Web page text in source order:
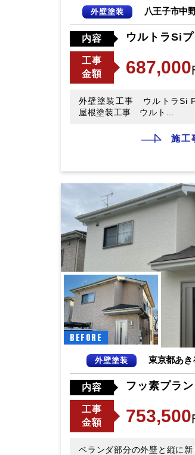
外壁塗装 八王子市中
内容 ウルトラSi
工事
金額
687,000
外壁塗装工事 ウルトラSi
屋根塗装工事 ウルト…
施工
BEFORE
外壁塗装 東京都あき
内容 フッ素プラン
工事
金額
753,500
ベランダ部分の外壁と縦に